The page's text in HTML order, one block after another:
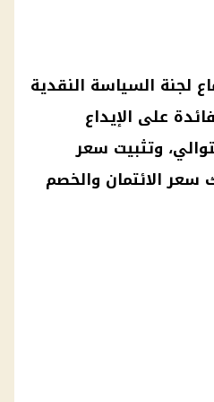
لجنة السياسة النقدية
على الإيداع
27.25% و28.25% على التوالي، وتثبيت سعر
المركزي عند 27.75%، وكذلك سعر الائتمان والخصم